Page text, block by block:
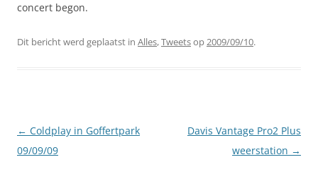
concert begon.
Dit bericht werd geplaatst in Alles,Tweetsop2009/09/10.
Berichtnavigatie
← Coldplay in Goffertpark
09/09/09
Davis Vantage Pro2 Plus
weerstation →